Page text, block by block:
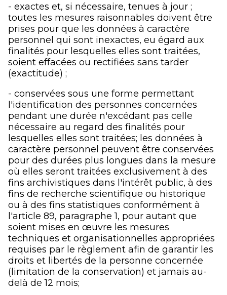
- exactes et, si nécessaire, tenues à jour ;
toutes les mesures raisonnables doivent être
prises pour que les données à caractère
personnel qui sont inexactes, eu égard aux
finalités pour lesquelles elles sont traitées,
soient effacées ou rectifiées sans tarder
(exactitude) ;
- conservées sous une forme permettant
l'identification des personnes concernées
pendant une durée n'excédant pas celle
nécessaire au regard des finalités pour
lesquelles elles sont traitées; les données à
caractère personnel peuvent être conservées
pour des durées plus longues dans la mesure
où elles seront traitées exclusivement à des
fins archivistiques dans l'intérêt public, à des
fins de recherche scientifique ou historique
ou à des fins statistiques conformément à
l'article 89, paragraphe 1, pour autant que
soient mises en œuvre les mesures
techniques et organisationnelles appropriées
requises par le règlement afin de garantir les
droits et libertés de la personne concernée
(limitation de la conservation) et jamais au-
delà de 12 mois;